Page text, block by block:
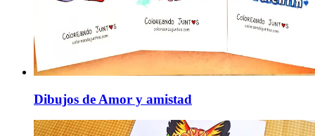
Dibujos de Amor y amistad